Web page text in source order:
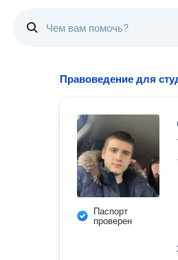
Правоведение для
Паспорт
проверен